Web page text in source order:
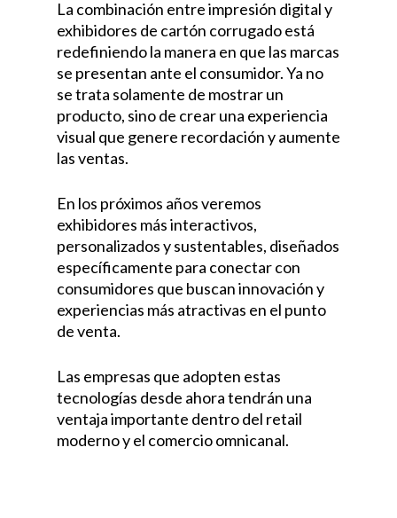
La combinación entre impresión digital y
exhibidores de cartón corrugado está
redefiniendo la manera en que las marcas
se presentan ante el consumidor. Ya no
se trata solamente de mostrar un
producto, sino de crear una experiencia
visual que genere recordación y aumente
las ventas.
En los próximos años veremos
exhibidores más interactivos,
personalizados y sustentables, diseñados
específicamente para conectar con
consumidores que buscan innovación y
experiencias más atractivas en el punto
de venta.
Las empresas que adopten estas
tecnologías desde ahora tendrán una
ventaja importante dentro del retail
moderno y el comercio omnicanal.